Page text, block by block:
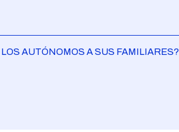
AUTÓNOMOS A SUS FAMILIARES?